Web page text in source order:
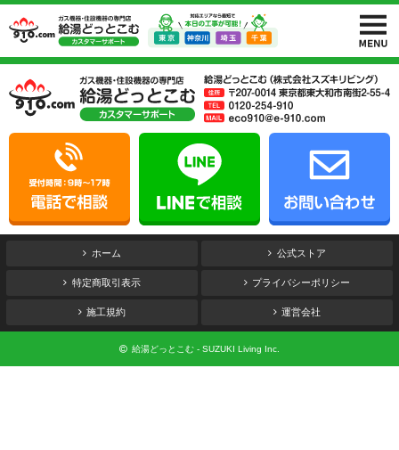
ホーム 公式ストア
特定商取引表示 プライバシーポリシー
施工規約 運営会社
給湯どっとこむ - SUZUKI Living Inc.